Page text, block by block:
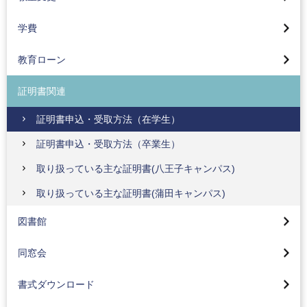
学費
教育ローン
証明書関連
証明書申込・受取方法（在学生）
証明書申込・受取方法（卒業生）
取り扱っている主な証明書(八王子キャンパス)
取り扱っている主な証明書(蒲田キャンパス)
図書館
同窓会
書式ダウンロード